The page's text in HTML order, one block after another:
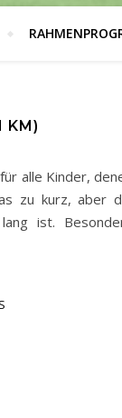
KM)
alle Kinder,
zu kurz, aber
ist.